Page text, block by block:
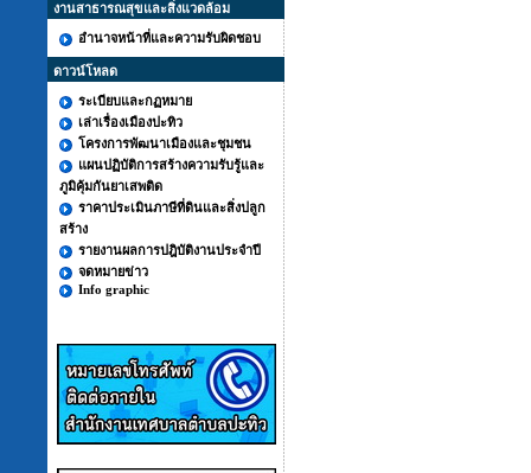
งานสาธารณสุขและสิ่งแวดล้อม
อำนาจหน้าที่และความรับผิดชอบ
ดาวน์โหลด
ระเบียบและกฏหมาย
เล่าเรื่องเมืองปะทิว
โครงการพัฒนาเมืองและชุมชน
แผนปฏิบัติการสร้างความรับรู้และ
ภูมิคุ้มกันยาเสพติด
ราคาประเมินภาษีที่ดินและสิ่งปลูก
สร้าง
รายงานผลการปฎิบัติงานประจำปี
จดหมายข่าว
Info graphic